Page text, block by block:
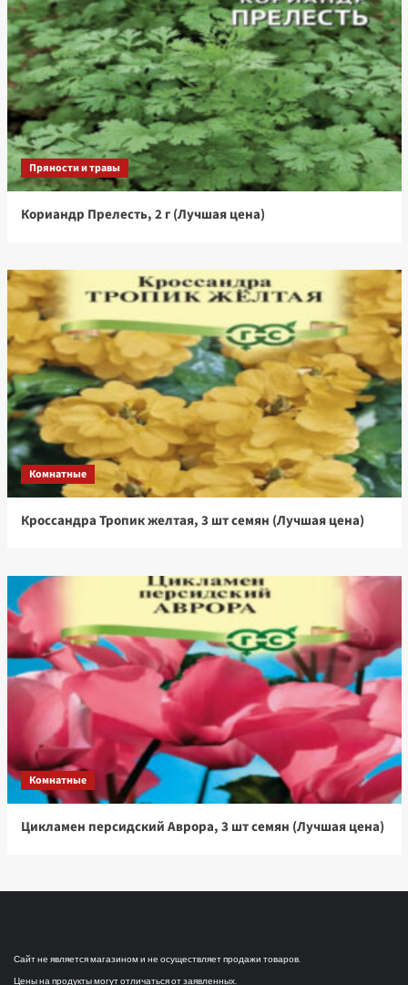
Пряности и травы
Кориандр Прелесть, 2 г (Лучшая цена)
Комнатные
Кроссандра Тропик желтая, 3 шт семян (Лучшая цена)
Комнатные
Цикламен персидский Аврора, 3 шт семян (Лучшая цена)
Сайт не является магазином и не осуществляет продажи товаров.
Цены на продукты могут отличаться от заявленных.